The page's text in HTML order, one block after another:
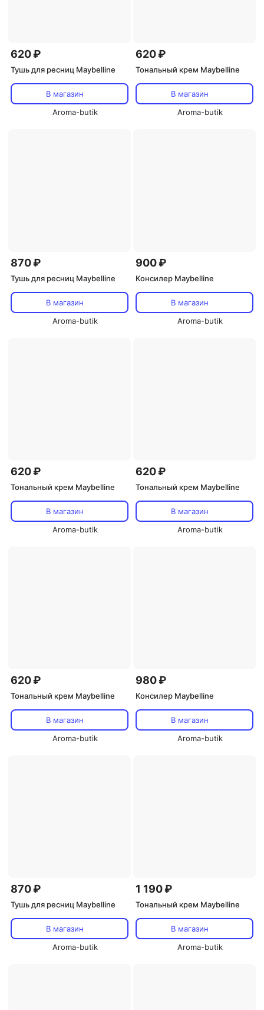
620 ₽
Тушь для ресниц Maybelline
В магазин
Aroma-butik
620 ₽
Тональный крем Maybelline
В магазин
Aroma-butik
870 ₽
Тушь для ресниц Maybelline
В магазин
Aroma-butik
900 ₽
Консилер Maybelline
В магазин
Aroma-butik
620 ₽
Тональный крем Maybelline
В магазин
Aroma-butik
620 ₽
Тональный крем Maybelline
В магазин
Aroma-butik
620 ₽
Тональный крем Maybelline
В магазин
Aroma-butik
980 ₽
Консилер Maybelline
В магазин
Aroma-butik
870 ₽
Тушь для ресниц Maybelline
В магазин
Aroma-butik
1 190 ₽
Тональный крем Maybelline
В магазин
Aroma-butik